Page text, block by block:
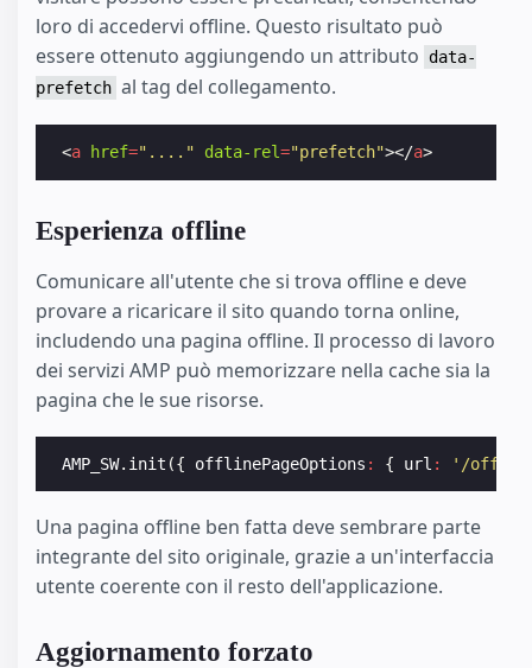
loro di accedervi offline. Questo risultato può
essere ottenuto aggiungendo un attributo
data-
prefetch al tag del collegamento.
<a href="...." data-rel="prefetch"></a>
Esperienza offline
Comunicare all'utente che si trova offline e deve
provare a ricaricare il sito quando torna online,
includendo una pagina offline. Il processo di lavoro
dei servizi AMP può memorizzare nella cache sia la
pagina che le sue risorse.
AMP_SW. init ({ offlinePageOptions : { url : '/
Una pagina offline ben fatta deve sembrare parte
integrante del sito originale, grazie a un'interfaccia
utente coerente con il resto dell'applicazione.
Aggiornamento forzato